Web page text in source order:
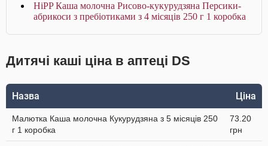
HiPP Каша молочна Рисово-кукурудзяна Персики-
абрикоси з пребіотиками з 4 місяців 250 г 1 коробка
Дитячі каші ціна в аптеці DS
Назва Ціна
Малютка Каша молочна Кукурудзяна з 5 місяців 250
г 1 коробка
73.20
грн